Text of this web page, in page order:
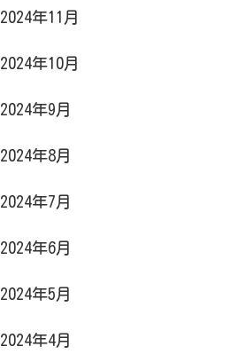
2024年11月
2024年10月
2024年9月
2024年8月
2024年7月
2024年6月
2024年5月
2024年4月